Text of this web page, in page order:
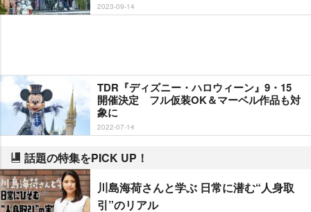
2023-09-14
TDR『ディズニー・ハロウィーン』9・15
開催決定 フル仮装OK＆マーベル作品も対
象に
2022-07-14
話題の特集をPICK UP！
川島海荷さんと学ぶ 日常に潜む“人身取
引”のリアル